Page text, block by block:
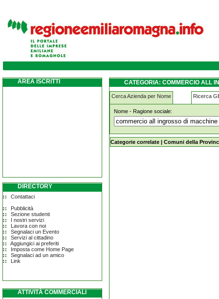
commercio-all-ingrosso-di-macchine-
AREA ISCRITTI
DIRECTORY
Contattaci
Pubblicità
Sezione studenti
I nostri servizi
Lavora con noi
Segnalaci un Evento
Servizi al cittadino
Aggiungici ai preferiti
Imposta come Home Page
Segnalaci ad un amico
Link
ATTIVITÀ COMMERCIALI
CATEGORIA: COMMERCIO ALL
SOLIERA
Cerca Azienda per Nome Ricerca
Nome - Ragione sociale:
commercio-all-ingrosso-di-
Categorie correlate | Comuni della